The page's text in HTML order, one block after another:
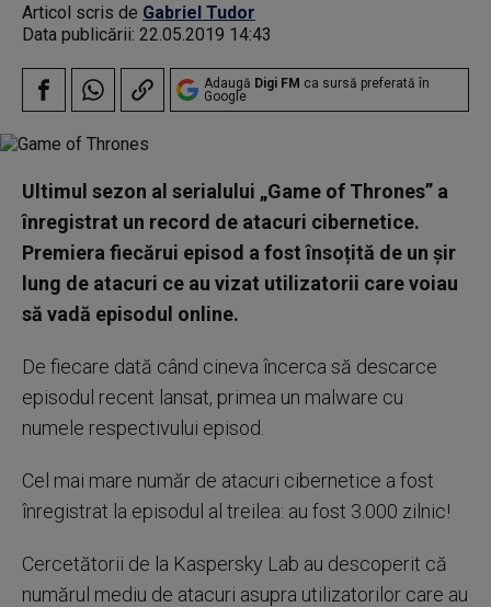
Articol scris de Gabriel Tudor
Data publicării: 22.05.2019 14:43
Adaugă Digi FM ca sursă preferată în
Google
Ultimul sezon al serialului „Game of Thrones” a
înregistrat un record de atacuri cibernetice.
Premiera fiecărui episod a fost însoțită de un șir
lung de atacuri ce au vizat utilizatorii care voiau
să vadă episodul online.
De fiecare dată când cineva încerca să descarce
episodul recent lansat, primea un malware cu
numele respectivului episod.
Cel mai mare număr de atacuri cibernetice a fost
înregistrat la episodul al treilea: au fost 3.000 zilnic!
Cercetătorii de la Kaspersky Lab au descoperit că
numărul mediu de atacuri asupra utilizatorilor care au